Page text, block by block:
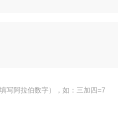
写阿拉伯数字），如：三加四=7